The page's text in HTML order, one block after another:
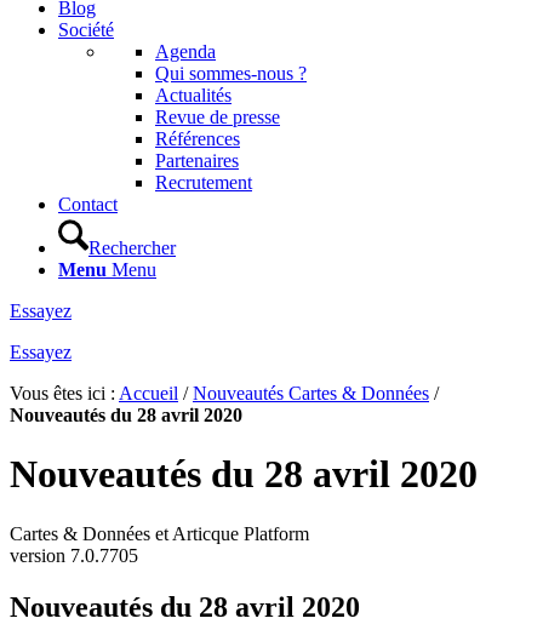
Blog
Société
Agenda
Qui sommes-nous ?
Actualités
Revue de presse
Références
Partenaires
Recrutement
Contact
Rechercher
Menu Menu
Essayez
Essayez
Vous êtes ici : Accueil /Nouveautés Cartes & Données /
Nouveautés du 28 avril 2020
Nouveautés du 28 avril 2020
Cartes & Données et Articque Platform
version 7.0.7705
Nouveautés du 28 avril 2020